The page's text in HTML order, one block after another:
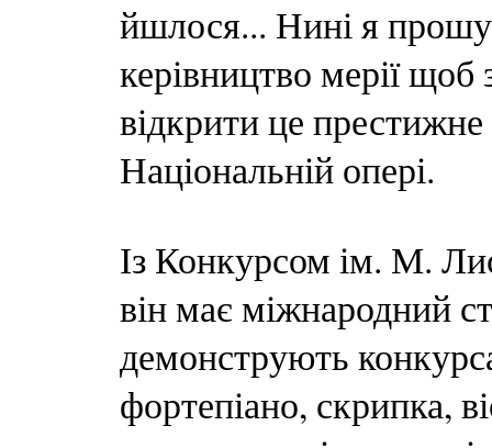
йшлося... Нині я
керівництво мерії
відкрити це
Національній опері.
Із Конкурсом ім. М.
він має міжнародний
демонструють
фортепіано, скрипка,